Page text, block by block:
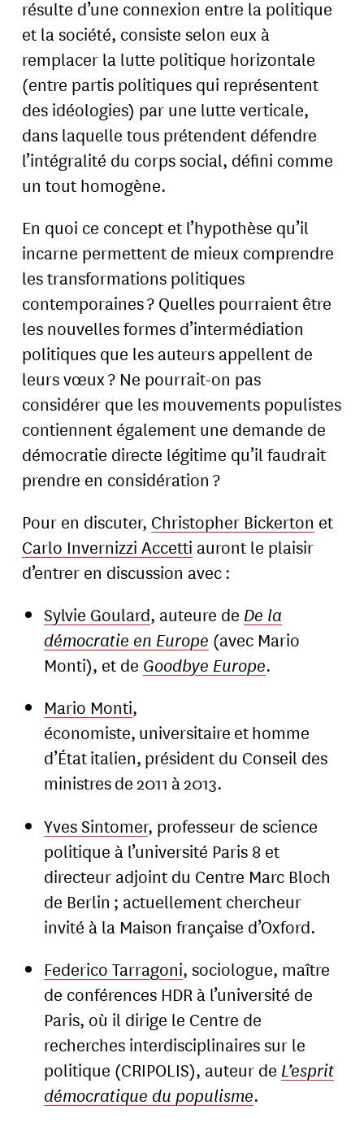
résulte d’une connexion entre la politique
et la société, consiste selon eux à
remplacer la lutte politique horizontale
(entre partis politiques qui représentent
des idéologies) par une lutte verticale,
dans laquelle tous prétendent défendre
l’intégralité du corps social, défini comme
un tout homogène.
En quoi ce concept et l’hypothèse qu’il
incarne permettent de mieux comprendre
les transformations politiques
contemporaines ? Quelles pourraient être
les nouvelles formes d’intermédiation
politiques que les auteurs appellent de
leurs vœux ? Ne pourrait-on pas
considérer que les mouvements populistes
contiennent également une demande de
démocratie directe légitime qu’il faudrait
prendre en considération ?
Pour en discuter, Christopher Bickerton et
Carlo Invernizzi Accetti auront le plaisir
d’entrer en discussion avec :
Sylvie Goulard, auteure de De la
démocratie en Europe (avec Mario
Monti), et de Goodbye Europe.
Mario Monti,
économiste, universitaire et homme
d’État italien, président du Conseil des
ministres de 2011 à 2013.
Yves Sintomer, professeur de science
politique à l’université Paris 8 et
directeur adjoint du Centre Marc Bloch
de Berlin ; actuellement chercheur
invité à la Maison française d’Oxford.
Federico Tarragoni, sociologue, maître
de conférences HDR à l’université de
Paris, où il dirige le Centre de
recherches interdisciplinaires sur le
politique (CRIPOLIS), auteur de L’esprit
démocratique du populisme.